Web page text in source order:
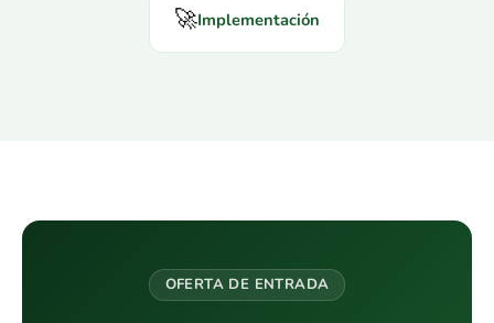
🚀Implementación
OFERTA DE ENTRADA